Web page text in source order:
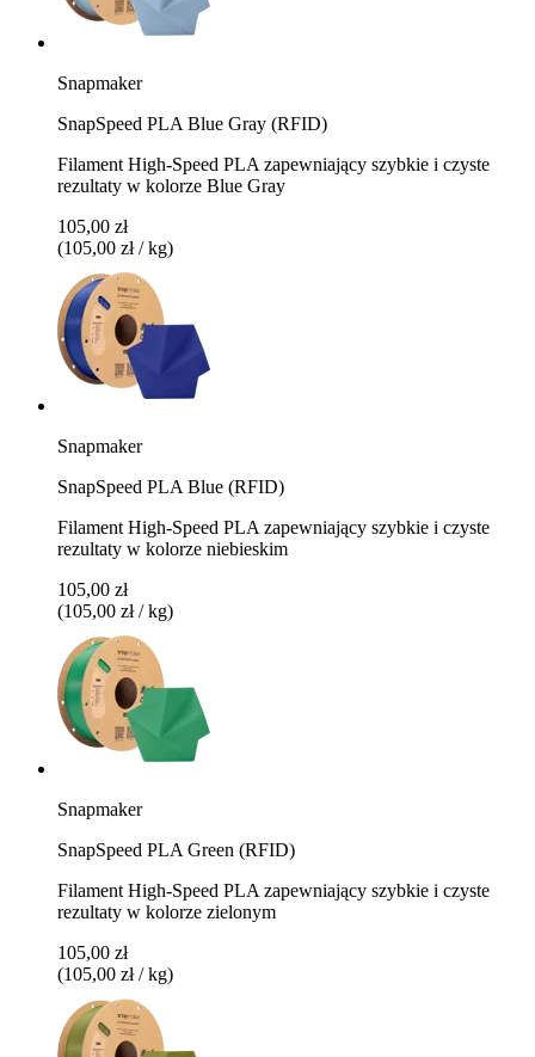
Snapmaker
SnapSpeed PLA Blue Gray (RFID)
Filament High-Speed PLA zapewniający szybkie i czyste
rezultaty w kolorze Blue Gray
105,00 zł
(105,00 zł / kg)
Snapmaker
SnapSpeed PLA Blue (RFID)
Filament High-Speed PLA zapewniający szybkie i czyste
rezultaty w kolorze niebieskim
105,00 zł
(105,00 zł / kg)
Snapmaker
SnapSpeed PLA Green (RFID)
Filament High-Speed PLA zapewniający szybkie i czyste
rezultaty w kolorze zielonym
105,00 zł
(105,00 zł / kg)